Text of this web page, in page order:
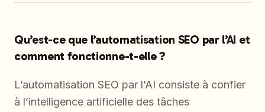
Qu’est-ce que l’automatisation SEO par l’AI et
comment fonctionne-t-elle ?
L’automatisation SEO par l’AI consiste à confier
à l’intelligence artificielle des tâches